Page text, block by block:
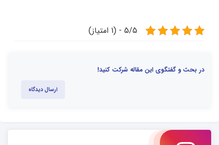
5/5 - (1 امتیاز)
در بحث و گفتگوی این مقاله شرکت کنید!
ارسال دیدگاه